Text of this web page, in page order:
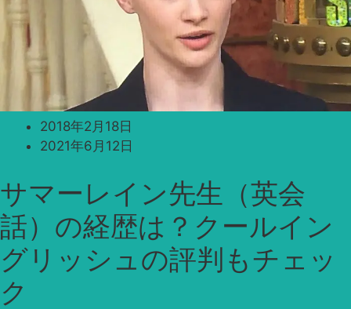
2018年2月18日
2021年6月12日
サマーレイン先生（英会
話）の経歴は？クールイン
グリッシュの評判もチェッ
ク